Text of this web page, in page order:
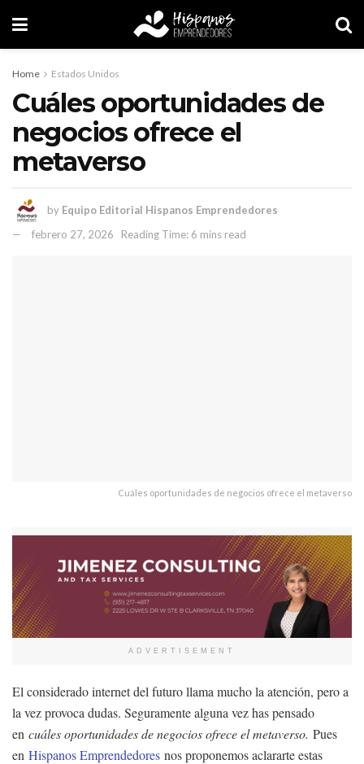
Home Estados Unidos
Cuáles oportunidades de
negocios ofrece el
metaverso
by Equipo Editorial Hispanos Emprendedores
febrero 27, 2026
Reading Time: 6 mins read
Cuáles oportunidades de negocios ofrece el metaverso
ADVERTISEMENT
El considerado internet del futuro llama mucho la atención, pero a
la vez provoca dudas. Seguramente alguna vez has pensado
en cuáles oportunidades de negocios ofrece el metaverso. Pues
en Hispanos Emprendedores nos proponemos aclararte estas